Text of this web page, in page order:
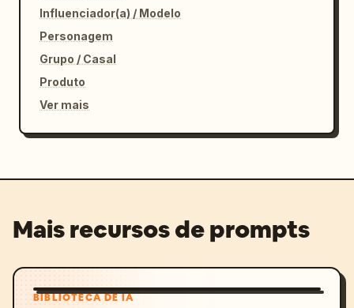
Influenciador(a) / Modelo
Personagem
Grupo / Casal
Produto
Ver mais
Mais recursos de prompts
BIBLIOTECA DE IA